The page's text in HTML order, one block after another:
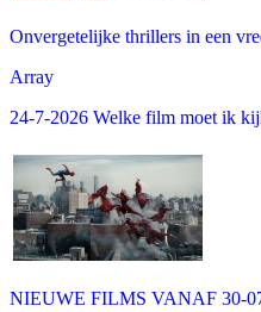
Onvergetelijke thrillers in een
Array
24-7-2026 Welke film moet ik
NIEUWE FILMS VANAF 30-